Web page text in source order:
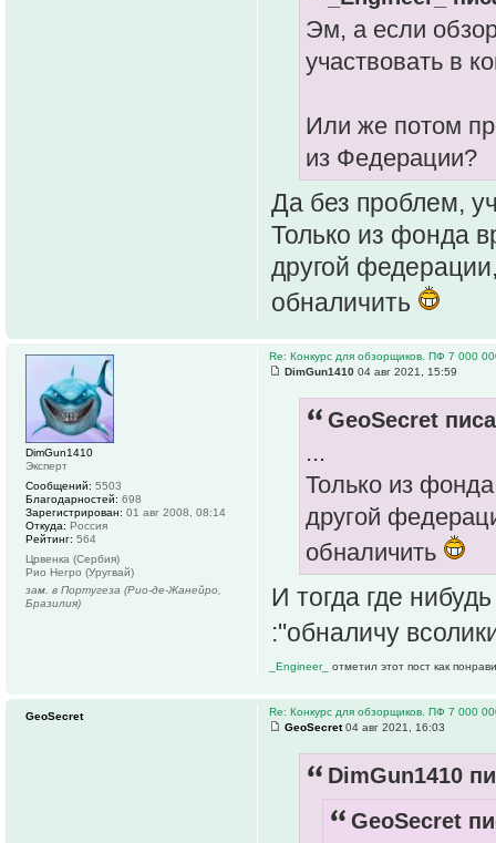
Эм, а если
участвовать в
Или же потом
из Федерации?
Да без проблем,
Только из фонда
другой
обналичить
Re: Конкурс для обзорщиков. ПФ 7 000
DimGun1410 04 авг 2021, 15:59
GeoSecret
...
Только из
другой
обналичить
И тогда где
:"обналичу
_Engineer_ отметил этот пост как
DimGun1410
Эксперт
Сообщений: 5503
Благодарностей: 698
Зарегистрирован: 01 авг 2008, 08:14
Откуда: Россия
Рейтинг: 564
Црвенка (Сербия)
Рио Негро (Уругвай)
зам. в Португеза (Рио-де-Жанейро,
Бразилия)
Re: Конкурс для обзорщиков. ПФ 7 000
GeoSecret04 авг 2021, 16:03
DimGun1410
GeoSecret
GeoSecret